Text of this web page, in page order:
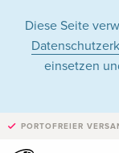
Diese Seite
einsetzen
PORTOFREIER
Musik - Alle